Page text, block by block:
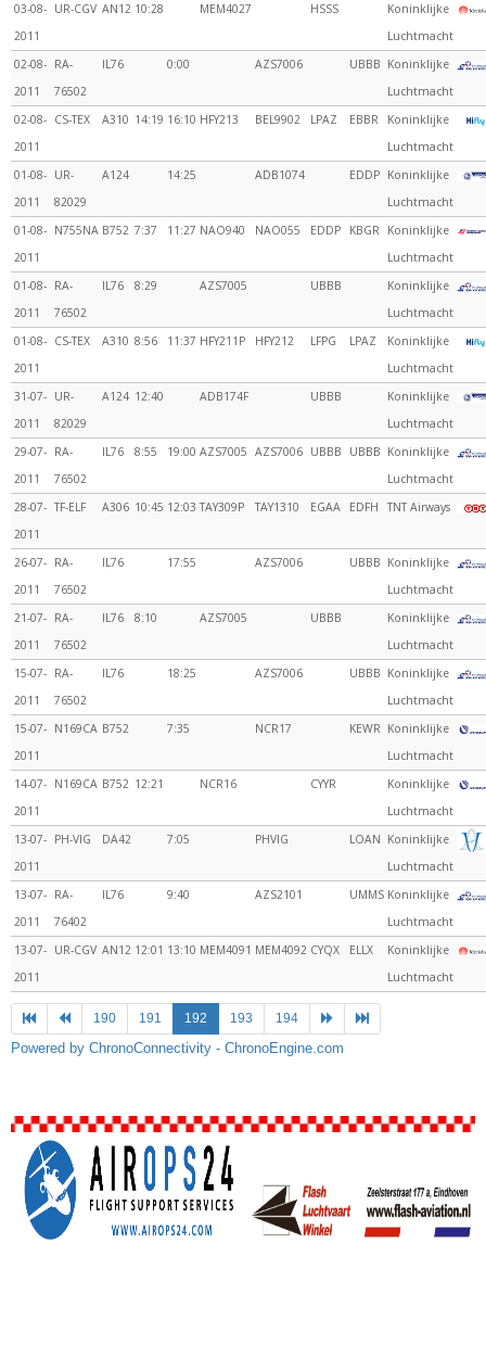
03-08-
2011
UR-CGV AN12 10:28 MEM4027 HSSS
Koninklijke
Luchtmacht
02-08-
2011
RA-
76502
IL76 0:00 AZS7006 UBBB Koninklijke
Luchtmacht
02-08-
2011
CS-TEX A310 14:19 16:10 HFY213 BEL9902 LPAZ EBBR
Koninklijke
Luchtmacht
01-08-
2011
UR-
82029
A124 14:25 ADB1074 EDDP Koninklijke
Luchtmacht
01-08-
2011
N755NA B752 7:37 11:27 NAO940 NAO055 EDDP KBGR Koninklijke
Luchtmacht
01-08-
2011
RA-
76502
IL76 8:29 AZS7005 UBBB
Koninklijke
Luchtmacht
01-08-
2011
CS-TEX A310 8:56 11:37 HFY211P HFY212 LFPG LPAZ
Koninklijke
Luchtmacht
31-07-
2011
UR-
82029
A124 12:40 ADB174F UBBB
Koninklijke
Luchtmacht
29-07-
2011
RA-
76502
IL76 8:55 19:00 AZS7005 AZS7006 UBBB UBBB Koninklijke
Luchtmacht
28-07-
2011
TF-ELF A306 10:45 12:03 TAY309P TAY1310 EGAA EDFH TNT Airways
26-07-
2011
RA-
76502
IL76 17:55 AZS7006 UBBB Koninklijke
Luchtmacht
21-07-
2011
RA-
76502
IL76 8:10 AZS7005 UBBB
Koninklijke
Luchtmacht
15-07-
2011
RA-
76502
IL76 18:25 AZS7006 UBBB Koninklijke
Luchtmacht
15-07-
2011
N169CA B752 7:35 NCR17 KEWR Koninklijke
Luchtmacht
14-07-
2011
N169CA B752 12:21 NCR16 CYYR
Koninklijke
Luchtmacht
13-07-
2011
PH-VIG DA42 7:05 PHVIG LOAN Koninklijke
Luchtmacht
13-07-
2011
RA-
76402
IL76 9:40 AZS2101 UMMS Koninklijke
Luchtmacht
13-07-
2011
UR-CGV AN12 12:01 13:10 MEM4091 MEM4092 CYQX ELLX
Koninklijke
Luchtmacht
190 191 192 193 194
Powered by ChronoConnectivity - ChronoEngine.com